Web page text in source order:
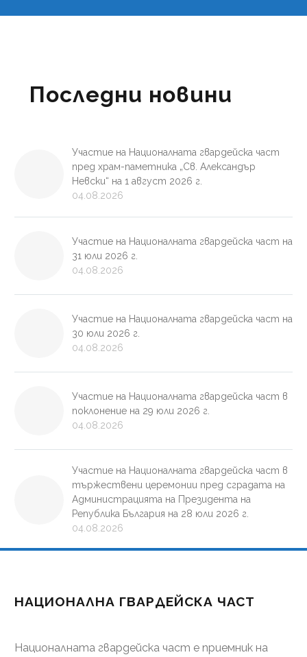
Последни новини
Участие на Националната гвардейска част
пред храм-паметника „Св. Александър
Невски“ на 1 август 2026 г.
04.08.2026
Участие на Националната гвардейска част на
31 юли 2026 г.
04.08.2026
Участие на Националната гвардейска част на
30 юли 2026 г.
04.08.2026
Участие на Националната гвардейска част в
поклонение на 29 юли 2026 г.
04.08.2026
Участие на Националната гвардейска част в
тържествени церемонии пред сградата на
Администрацията на Президента на
Република България на 28 юли 2026 г.
04.08.2026
НАЦИОНАЛНА ГВАРДЕЙСКА ЧАСТ
Националната гвардейска част е приемник на